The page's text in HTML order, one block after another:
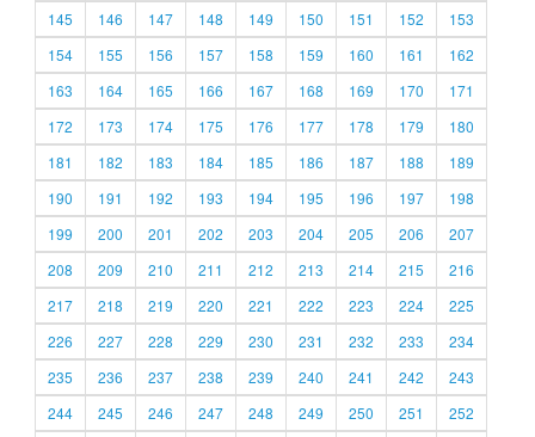
145
146 147 148 149 150 151 152
153
154
155 156 157 158 159 160 161
162
163
164 165 166 167 168 169 170
171
172
173 174 175 176 177 178 179
180
181
182 183 184 185 186 187 188
189
190
191 192 193 194 195 196 197
198
199
200 201 202 203 204 205 206
207
208
209 210 211 212 213 214 215
216
217
218 219 220 221 222 223 224
225
226
227 228 229 230 231 232 233
234
235
236 237 238 239 240 241 242
243
244
245 246 247 248 249 250 251
252